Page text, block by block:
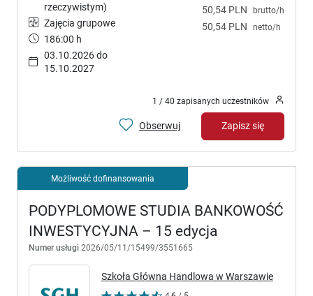
50,54 PLN brutto/h
50,54 PLN netto/h
rzeczywistym)
Zajęcia grupowe
186:00 h
03.10.2026 do
15.10.2027
1 / 40 zapisanych uczestników
Obserwuj Zapisz się
Możliwość dofinansowania
PODYPLOMOWE STUDIA BANKOWOŚĆ
INWESTYCYJNA – 15 edycja
Numer usługi 2026/05/11/15499/3551665
Szkoła Główna Handlowa w Warszawie